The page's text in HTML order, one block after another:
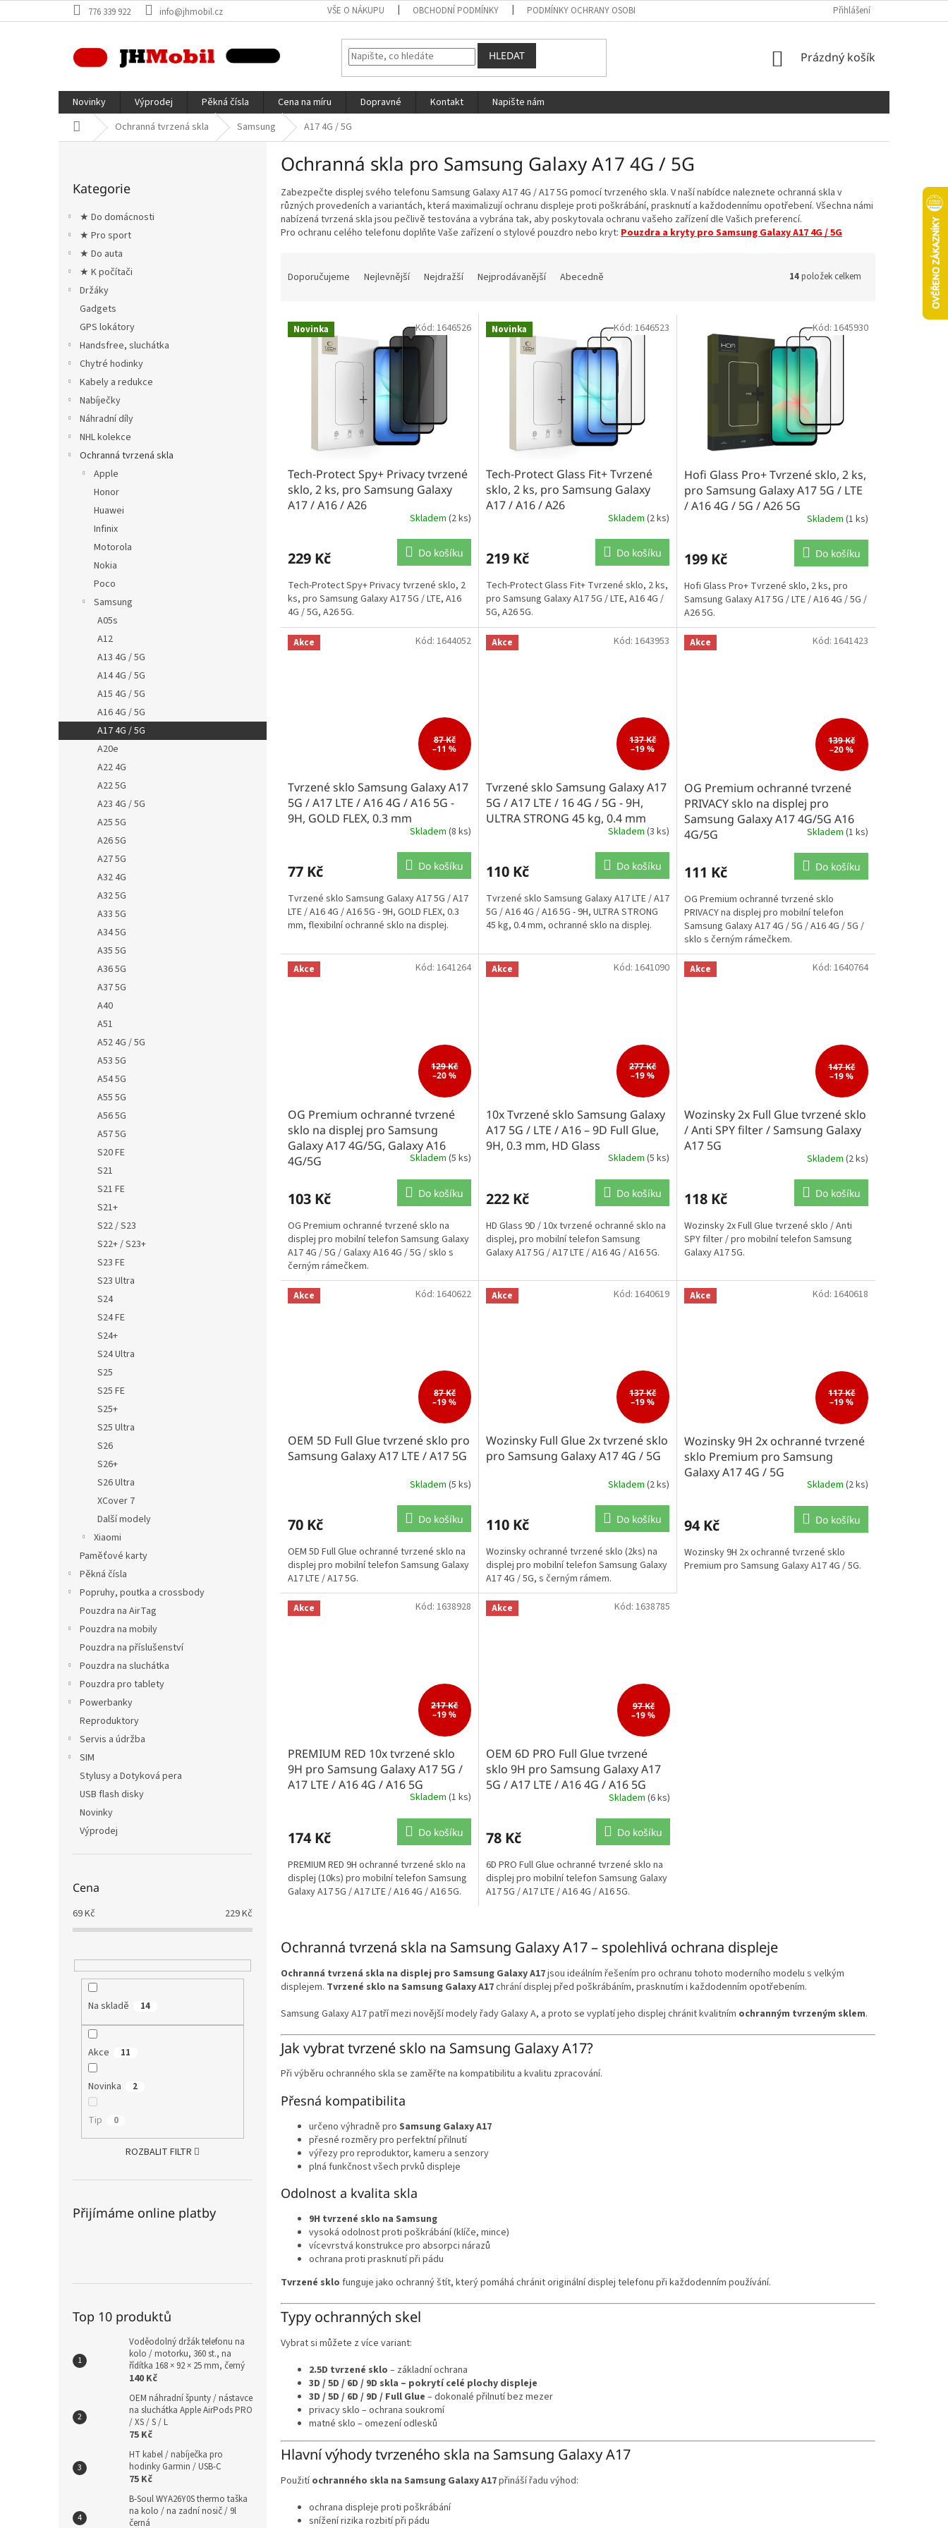
na
776 339 922 info@jhmobil.cz VŠE O NÁKUPU OBCHODNÍ PODMÍNKY PODMÍNKY OCHRANY OSOBNÍCH ÚDAJŮ Přihlášení
HLEDAT
NÁKUPNÍ
Prázdný košík
Novinky Výprodej Pěkná čísla Cena na míru Dopravné Kontakt
Napište nám
Domů Ochranná tvrzená skla Samsung A17 4G / 5G
kategorie
Kategorie
★ Do domácnosti
★ Pro sport
★ Do auta
★ K počítači
Držáky
Gadgets
GPS lokátory
Handsfree, sluchátka
Chytré hodinky
Kabely a redukce
Nabíječky
Náhradní díly
NHL kolekce
Ochranná tvrzená skla
Apple
Honor
Huawei
Infinix
Motorola
Nokia
Poco
Samsung
A05s
A12
A13 4G / 5G
A14 4G / 5G
A15 4G / 5G
A16 4G / 5G
A17 4G / 5G
A20e
A22 4G
A22 5G
A23 4G / 5G
A25 5G
A26 5G
A27 5G
A32 4G
A32 5G
A33 5G
A34 5G
A35 5G
A36 5G
A37 5G
A40
A51
A52 4G / 5G
A53 5G
A54 5G
A55 5G
A56 5G
A57 5G
S20 FE
S21
S21 FE
S21+
S22 / S23
S22+ / S23+
S23 FE
S23 Ultra
S24
S24 FE
S24+
S24 Ultra
S25
S25 FE
S25+
S25 Ultra
S26
S26+
S26 Ultra
XCover 7
Další modely
Xiaomi
Paměťové karty
Pěkná čísla
Popruhy, poutka a crossbody
Pouzdra na AirTag
Pouzdra na mobily
Pouzdra na příslušenství
Pouzdra na sluchátka
Pouzdra pro tablety
Powerbanky
Reproduktory
Servis a údržba
SIM
Stylusy a Dotyková pera
USB flash disky
Novinky
Výprodej
Cena
69Kč 229Kč
Na skladě 14
Akce 11
Novinka 2
Tip 0
ROZBALIT FILTR
Přijímáme online platby
Top 10 produktů
Voděodolný držák telefonu na
kolo / motorku, 360 st., na
řídítka 168 × 92 × 25 mm, černý
140 Kč
OEM náhradní špunty / nástavce
na sluchátka Apple AirPods PRO
/ XS / S / L
75 Kč
HT kabel / nabíječka pro
hodinky Garmin / USB-C
75 Kč
B-Soul WYA26Y0S thermo taška
na kolo / na zadní nosič / 9l
černá
Ochranná skla pro Samsung Galaxy A17 4G / 5G
Zabezpečte displej svého telefonu Samsung Galaxy A17 4G / A17 5G pomocí tvrzeného skla. V naší nabídce naleznete ochranná skla v
různých provedeních a variantách, která maximalizují ochranu displeje proti poškrábání, prasknutí a každodennímu opotřebení. Všechna námi
nabízená tvrzená skla jsou pečlivě testována a vybrána tak, aby poskytovala ochranu vašeho zařízení dle Vašich preferencí.
Pro ochranu celého telefonu doplňte Vaše zařízení o stylové pouzdro nebo kryt: Pouzdra a kryty pro Samsung Galaxy A17 4G / 5G
n
Doporučujeme Nejlevnější Nejdražší Nejprodávanější Abecedně 14položek celkem
V
ů
Novinka
Tech-Protect Spy+ Privacy tvrzené
sklo, 2 ks, pro Samsung Galaxy
A17 / A16 / A26
Skladem (2 ks)
229 Kč Do košíku
Tech-Protect Spy+ Privacy tvrzené sklo, 2
ks, pro Samsung Galaxy A17 5G / LTE, A16
4G / 5G, A26 5G.
Kód: 1646526 Novinka
Tech-Protect Glass Fit+ Tvrzené
sklo, 2 ks, pro Samsung Galaxy
A17 / A16 / A26
Skladem (2 ks)
219 Kč Do košíku
Tech-Protect Glass Fit+ Tvrzené sklo, 2 ks,
pro Samsung Galaxy A17 5G / LTE, A16 4G /
5G, A26 5G.
Kód: 1646523
Hofi Glass Pro+ Tvrzené sklo, 2 ks,
pro Samsung Galaxy A17 5G / LTE
/ A16 4G / 5G / A26 5G
Skladem (1 ks)
199 Kč Do košíku
Hofi Glass Pro+ Tvrzené sklo, 2 ks, pro
Samsung Galaxy A17 5G / LTE / A16 4G / 5G /
A26 5G.
Kód: 1645930
Akce
87 Kč
–11 %
Tvrzené sklo Samsung Galaxy A17
5G / A17 LTE / A16 4G / A16 5G -
9H, GOLD FLEX, 0.3 mm
Skladem (8 ks)
77 Kč Do košíku
Tvrzené sklo Samsung Galaxy A17 5G / A17
LTE / A16 4G / A16 5G - 9H, GOLD FLEX, 0.3
mm, flexibilní ochranné sklo na displej.
Kód: 1644052 Akce
137 Kč
–19 %
Tvrzené sklo Samsung Galaxy A17
5G / A17 LTE / 16 4G / 5G - 9H,
ULTRA STRONG 45 kg, 0.4 mm
Skladem (3 ks)
110 Kč Do košíku
Tvrzené sklo Samsung Galaxy A17 LTE / A17
5G / A16 4G / A16 5G - 9H, ULTRA STRONG
45 kg, 0.4 mm, ochranné sklo na displej.
Kód: 1643953 Akce
139 Kč
–20 %
OG Premium ochranné tvrzené
PRIVACY sklo na displej pro
Samsung Galaxy A17 4G/5G A16
4G/5G
Skladem (1 ks)
111 Kč Do košíku
OG Premium ochranné tvrzené sklo
PRIVACY na displej pro mobilní telefon
Samsung Galaxy A17 4G / 5G / A16 4G / 5G /
sklo s černým rámečkem.
Kód: 1641423
Akce
129 Kč
–20 %
OG Premium ochranné tvrzené
sklo na displej pro Samsung
Galaxy A17 4G/5G, Galaxy A16
4G/5G
Skladem (5 ks)
103 Kč Do košíku
OG Premium ochranné tvrzené sklo na
displej pro mobilní telefon Samsung Galaxy
A17 4G / 5G / Galaxy A16 4G / 5G / sklo s
černým rámečkem.
Kód: 1641264 Akce
277 Kč
–19 %
10x Tvrzené sklo Samsung Galaxy
A17 5G / LTE / A16 – 9D Full Glue,
9H, 0.3 mm, HD Glass
Skladem (5 ks)
222 Kč Do košíku
HD Glass 9D / 10x tvrzené ochranné sklo na
displej, pro mobilní telefon Samsung
Galaxy A17 5G / A17 LTE / A16 4G / A16 5G.
Kód: 1641090 Akce
147 Kč
–19 %
Wozinsky 2x Full Glue tvrzené sklo
/ Anti SPY filter / Samsung Galaxy
A17 5G
Skladem (2 ks)
118 Kč Do košíku
Wozinsky 2x Full Glue tvrzené sklo / Anti
SPY filter / pro mobilní telefon Samsung
Galaxy A17 5G.
Kód: 1640764
Akce
87 Kč
–19 %
OEM 5D Full Glue tvrzené sklo pro
Samsung Galaxy A17 LTE / A17 5G
Skladem (5 ks)
70 Kč Do košíku
OEM 5D Full Glue ochranné tvrzené sklo na
displej pro mobilní telefon Samsung Galaxy
A17 LTE / A17 5G.
Kód: 1640622 Akce
137 Kč
–19 %
Wozinsky Full Glue 2x tvrzené sklo
pro Samsung Galaxy A17 4G / 5G
Skladem (2 ks)
110 Kč Do košíku
Wozinsky ochranné tvrzené sklo (2ks) na
displej pro mobilní telefon Samsung Galaxy
A17 4G / 5G, s černým rámem.
Kód: 1640619 Akce
117 Kč
–19 %
Wozinsky 9H 2x ochranné tvrzené
sklo Premium pro Samsung
Galaxy A17 4G / 5G
Skladem (2 ks)
94 Kč Do košíku
Wozinsky 9H 2x ochranné tvrzené sklo
Premium pro Samsung Galaxy A17 4G / 5G.
Kód: 1640618
Akce
217 Kč
–19 %
PREMIUM RED 10x tvrzené sklo
9H pro Samsung Galaxy A17 5G /
A17 LTE / A16 4G / A16 5G
Skladem (1 ks)
174 Kč Do košíku
PREMIUM RED 9H ochranné tvrzené sklo na
displej (10ks) pro mobilní telefon Samsung
Galaxy A17 5G / A17 LTE / A16 4G / A16 5G.
Kód: 1638928 Akce
97 Kč
–19 %
OEM 6D PRO Full Glue tvrzené
sklo 9H pro Samsung Galaxy A17
5G / A17 LTE / A16 4G / A16 5G
Skladem (6 ks)
78 Kč Do košíku
6D PRO Full Glue ochranné tvrzené sklo na
displej pro mobilní telefon Samsung Galaxy
A17 5G / A17 LTE / A16 4G / A16 5G.
Kód: 1638785
v
á
d
a
í
p
r
v
k
Ochranná tvrzená skla na Samsung Galaxy A17 – spolehlivá ochrana displeje
Ochranná tvrzená skla na displej pro Samsung Galaxy A17jsou ideálním řešením pro ochranu tohoto moderního modelu s velkým
displejem. Tvrzené sklo na Samsung Galaxy A17chrání displej před poškrábáním, prasknutím i každodenním opotřebením.
Samsung Galaxy A17 patří mezi novější modely řady Galaxy A, a proto se vyplatí jeho displej chránit kvalitním ochranným tvrzeným sklem.
Jak vybrat tvrzené sklo na Samsung Galaxy A17?
Při výběru ochranného skla se zaměřte na kompatibilitu a kvalitu zpracování.
Přesná kompatibilita
určeno výhradně pro Samsung Galaxy A17
přesné rozměry pro perfektní přilnutí
výřezy pro reproduktor, kameru a senzory
plná funkčnost všech prvků displeje
Odolnost a kvalita skla
9H tvrzené sklo na Samsung
vysoká odolnost proti poškrábání (klíče, mince)
vícevrstvá konstrukce pro absorpci nárazů
ochrana proti prasknutí při pádu
Tvrzené sklo funguje jako ochranný štít, který pomáhá chránit originální displej telefonu při každodenním používání.
Typy ochranných skel
Vybrat si můžete z více variant:
2.5D tvrzené sklo – základní ochrana
3D / 5D / 6D / 9D skla – pokrytí celé plochy displeje
3D / 5D / 6D / 9D / Full Glue – dokonalé přilnutí bez mezer
privacy sklo – ochrana soukromí
matné sklo – omezení odlesků
Hlavní výhody tvrzeného skla na Samsung Galaxy A17
Použitíochranného skla na Samsung Galaxy A17přináší řadu výhod:
ochrana displeje proti poškrábání
snížení rizika rozbití při pádu